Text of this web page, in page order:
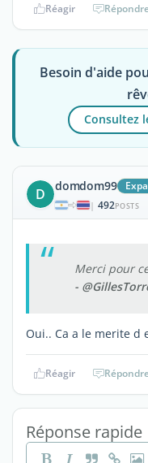
Réagir
Besoin d'aide
Consultez
D domdom99
| 492POSTS
Merci pour
-
Oui.. Ca a le merite d
Réagir
Réponse rapide